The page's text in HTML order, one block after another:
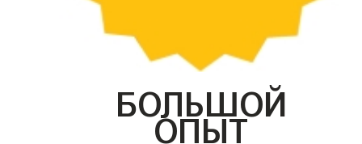
БОЛЬШОЙ
ОПЫТ